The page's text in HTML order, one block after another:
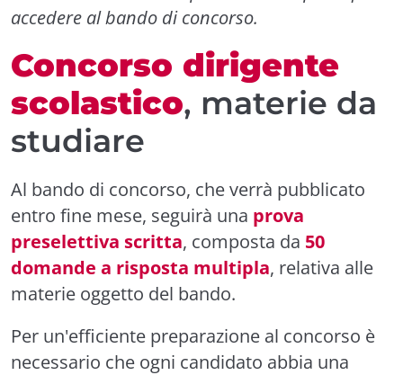
accedere al bando di concorso.
Concorso dirigente
scolastico, materie da
studiare
Al bando di concorso, che verrà pubblicato
entro fine mese, seguirà una prova
preselettiva scritta, composta da 50
domande a risposta multipla, relativa alle
materie oggetto del bando.
Per un'efficiente preparazione al concorso è
necessario che ogni candidato abbia una